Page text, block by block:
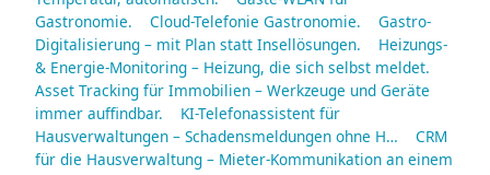
Gastronomie.
Cloud-Telefonie Gastronomie.
Gastro-
Digitalisierung – mit Plan statt Insellösungen.
Heizungs-
& Energie-Monitoring – Heizung, die sich selbst meldet.
Asset Tracking für Immobilien – Werkzeuge und Geräte
immer auffindbar.
KI-Telefonassistent für
Hausverwaltungen – Schadensmeldungen ohne H…
CRM
für die Hausverwaltung – Mieter-Kommunikation an einem